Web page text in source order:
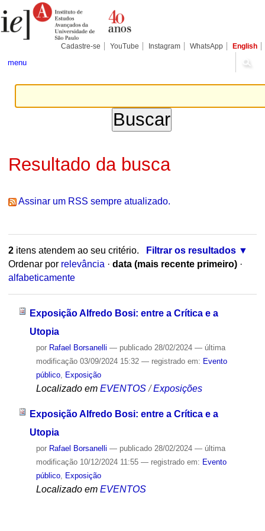
para
conteúdo.
Pessoais
Cadastre-se YouTube Instagram WhatsApp English
menu
Resultado da busca
Assinar um RSS sempre atualizado.
2itens atendem ao seu critério.
Filtrar os resultados
Ordenar por relevância · data (mais recente primeiro) ·
alfabeticamente
Exposição Alfredo Bosi: entre a Crítica e a
Utopia
por Rafael Borsanelli — publicado28/02/2024 — última
modificação03/09/2024 15:32 — registrado em: Evento
público, Exposição
Localizado em EVENTOS /Exposições
Exposição Alfredo Bosi: entre a Crítica e a
Utopia
por Rafael Borsanelli — publicado28/02/2024 — última
modificação10/12/2024 11:55 — registrado em: Evento
público, Exposição
Localizado em EVENTOS